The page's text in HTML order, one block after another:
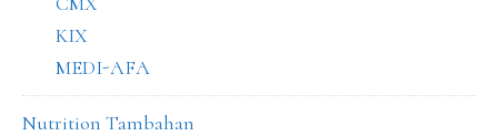
KIX
MEDI-AFA
Nutrition Tambahan